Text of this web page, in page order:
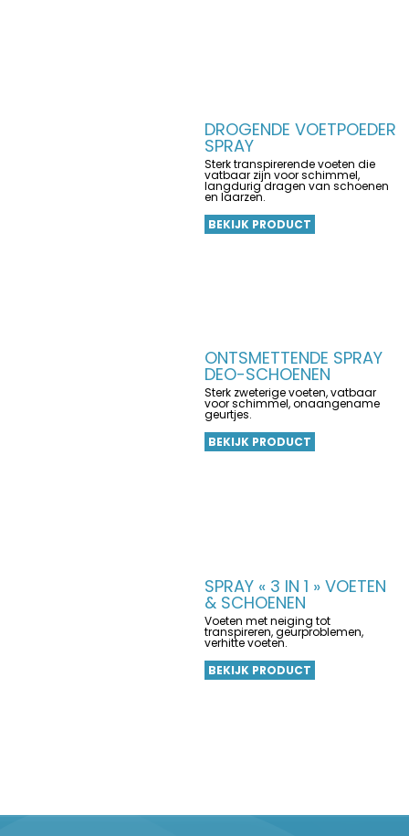
DROGENDE VOETPOEDER
SPRAY
Sterk transpirerende voeten die
vatbaar zijn voor schimmel,
langdurig dragen van schoenen
en laarzen.
BEKIJK PRODUCT
ONTSMETTENDE SPRAY
DEO-SCHOENEN
Sterk zweterige voeten, vatbaar
voor schimmel, onaangename
geurtjes.
BEKIJK PRODUCT
SPRAY « 3 IN 1 » VOETEN
& SCHOENEN
Voeten met neiging tot
transpireren, geurproblemen,
verhitte voeten.
BEKIJK PRODUCT